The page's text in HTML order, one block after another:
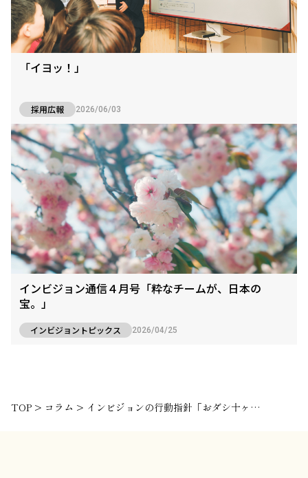
「イヨッ！」
採用広報 2026/06/03
インビジョン通信４月号「粋なチームが、日本の
宝。」
インビジョントピックス 2026/04/25
TOP > コラム > インビジョンの行動指針「おダシ十ヶ条」解説！